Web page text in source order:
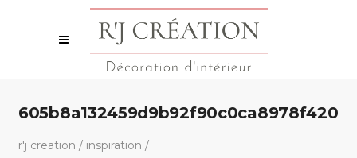
605b8a132459d9b92f90c0ca8978f420
r'j creation / inspiration /